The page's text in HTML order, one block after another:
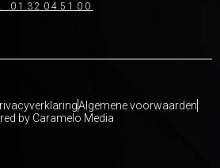
0132045100
Algemene voorwaarden
by Caramelo Media